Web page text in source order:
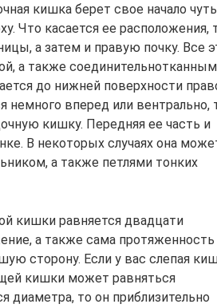
кишка берет свое начало чуть
Что касается ее расположения,
а затем и правую почку. Все
а также
до нижней поверхности
немного вперед или вентрально,
кишку. Передняя ее часть и
В некоторых случаях она
а также петлями тонких
кишки равняется двадцати
а также сама протяженность
сторону. Если у вас слепая
кишки может равняться
диаметра, то он приблизительно